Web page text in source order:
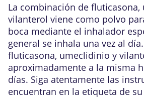
La combinación de
vilanterol viene como polvo
boca mediante el inhalador
general se inhala una vez al
fluticasona, umeclidinio y
aproximadamente a la misma
días. Siga atentamente las
encuentran en la etiqueta de